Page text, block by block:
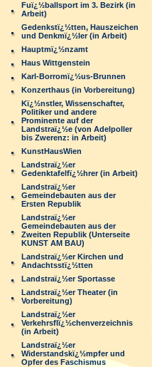
Fuï¿½ballsport im 3. Bezirk (in
Arbeit)
Gedenkstï¿½tten, Hauszeichen
und Denkmï¿½ler (in Arbeit)
Hauptmï¿½nzamt
Haus Wittgenstein
Karl-Borromï¿½us-Brunnen
Konzerthaus (in Vorbereitung)
Kï¿½nstler, Wissenschafter,
Politiker und andere
Prominente auf der
Landstraï¿½e (von Adelpoller
bis Zwerenz: in Arbeit)
KunstHausWien
Landstraï¿½er
Gedenktafelfï¿½hrer (in Arbeit)
Landstraï¿½er
Gemeindebauten aus der
Ersten Republik
Landstraï¿½er
Gemeindebauten aus der
Zweiten Republik (Unterseite
KUNST AM BAU)
Landstraï¿½er Kirchen und
Andachtsstï¿½tten
Landstraï¿½er Sportasse
Landstraï¿½er Theater (in
Vorbereitung)
Landstraï¿½er
Verkehrsflï¿½chenverzeichnis
(in Arbeit)
Landstraï¿½er
Widerstandskï¿½mpfer und
Opfer des Faschismus